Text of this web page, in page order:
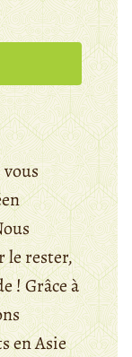
le rester,
! Grâce à
en Asie